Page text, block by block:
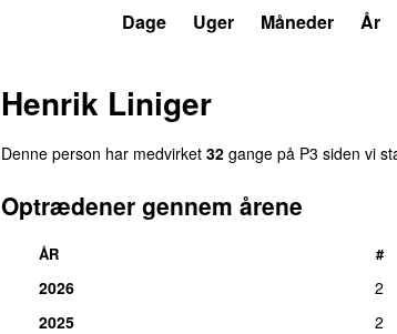
Dage Uger Måneder År
Henrik Liniger
Denne person har medvirket 32 gange på P3 siden vi
Optrædener gennem årene
ÅR #
2026
2
2025
2